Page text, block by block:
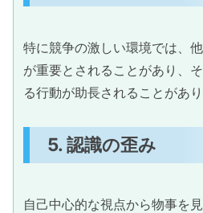
特に競争の激しい環境では、
が重要とされることがあり、
る行動が助長されることがあり
5. 認識の歪み
自己中心的な視点から物事を